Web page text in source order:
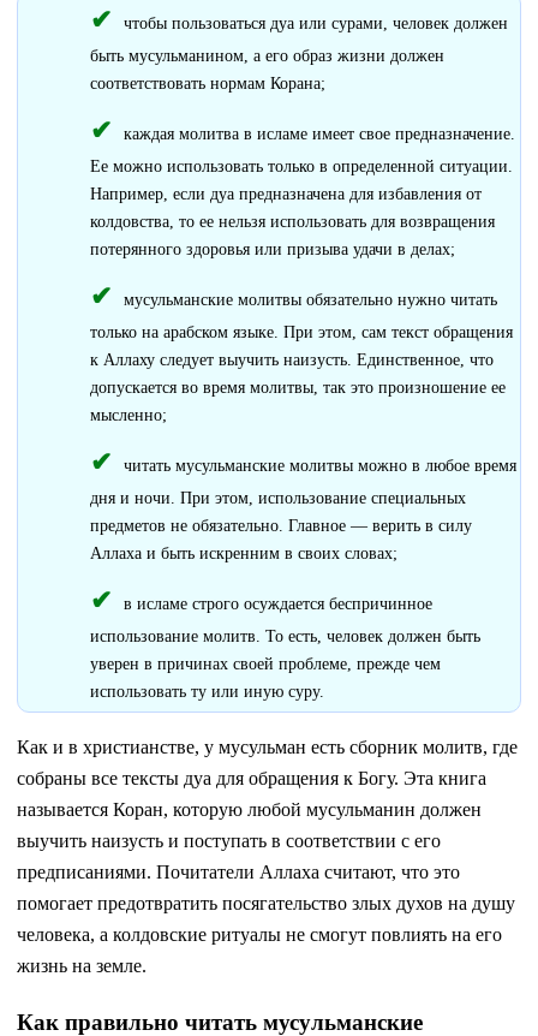
чтобы пользоваться дуа или сурами, человек должен
быть мусульманином, а его образ жизни должен
соответствовать нормам Корана;
каждая молитва в исламе имеет свое предназначение.
Ее можно использовать только в определенной ситуации.
Например, если дуа предназначена для избавления от
колдовства, то ее нельзя использовать для возвращения
потерянного здоровья или призыва удачи в делах;
мусульманские молитвы обязательно нужно читать
только на арабском языке. При этом, сам текст обращения
к Аллаху следует выучить наизусть. Единственное, что
допускается во время молитвы, так это произношение ее
мысленно;
читать мусульманские молитвы можно в любое время
дня и ночи. При этом, использование специальных
предметов не обязательно. Главное — верить в силу
Аллаха и быть искренним в своих словах;
в исламе строго осуждается беспричинное
использование молитв. То есть, человек должен быть
уверен в причинах своей проблеме, прежде чем
использовать ту или иную суру.
Как и в христианстве, у мусульман есть сборник молитв, где
собраны все тексты дуа для обращения к Богу. Эта книга
называется Коран, которую любой мусульманин должен
выучить наизусть и поступать в соответствии с его
предписаниями. Почитатели Аллаха считают, что это
помогает предотвратить посягательство злых духов на душу
человека, а колдовские ритуалы не смогут повлиять на его
жизнь на земле.
Как правильно читать мусульманские